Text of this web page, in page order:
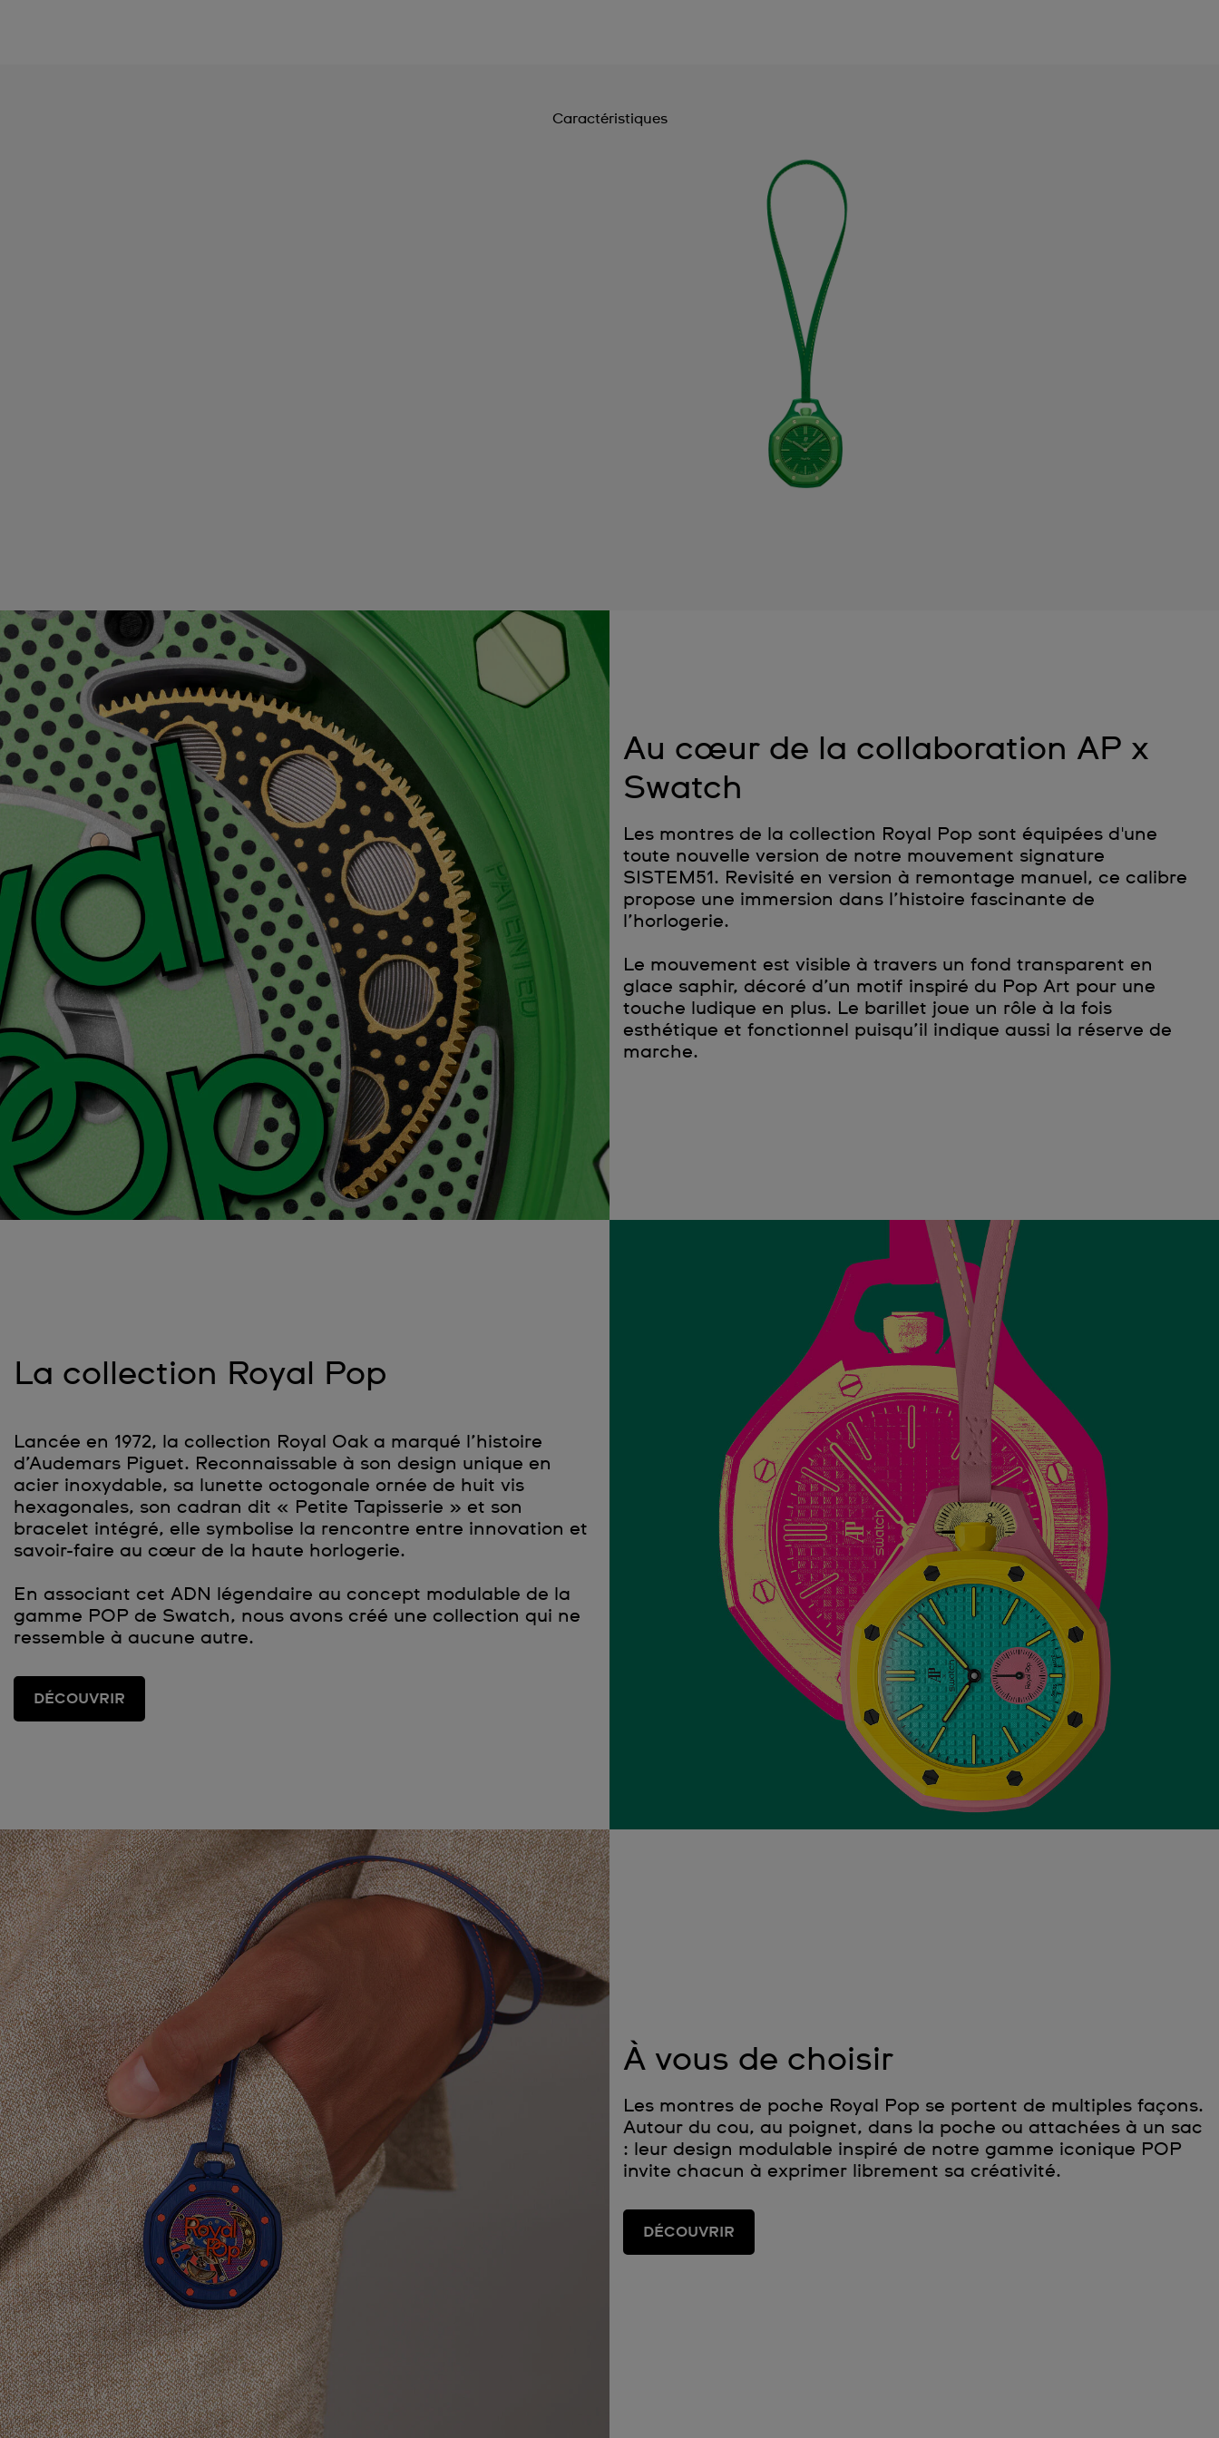
Caractéristiques
Au cœur de la collaboration AP x
Swatch
Les montres de la collection Royal Pop sont équipées d'une
toute nouvelle version de notre mouvement signature
SISTEM51. Revisité en version à remontage manuel, ce calibre
propose une immersion dans l’histoire fascinante de
l’horlogerie.
Le mouvement est visible à travers un fond transparent en
glace saphir, décoré d’un motif inspiré du Pop Art pour une
touche ludique en plus. Le barillet joue un rôle à la fois
esthétique et fonctionnel puisqu’il indique aussi la réserve de
marche.
La collection Royal Pop
Lancée en 1972, la collection Royal Oak a marqué l’histoire
d’Audemars Piguet. Reconnaissable à son design unique en
acier inoxydable, sa lunette octogonale ornée de huit vis
hexagonales, son cadran dit « Petite Tapisserie » et son
bracelet intégré, elle symbolise la rencontre entre innovation et
savoir-faire au cœur de la haute horlogerie.
En associant cet ADN légendaire au concept modulable de la
gamme POP de Swatch, nous avons créé une collection qui ne
ressemble à aucune autre.
DÉCOUVRIR
À vous de choisir
Les montres de poche Royal Pop se portent de multiples façons.
Autour du cou, au poignet, dans la poche ou attachées à un sac
: leur design modulable inspiré de notre gamme iconique POP
invite chacun à exprimer librement sa créativité.
DÉCOUVRIR